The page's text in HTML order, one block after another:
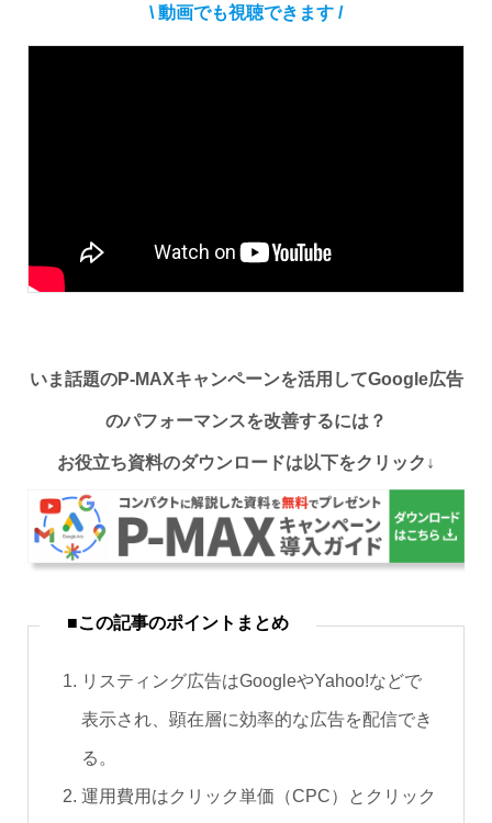
\ 動画でも視聴できます /
いま話題のP-MAXキャンペーンを活用してGoogle広告
のパフォーマンスを改善するには？
お役立ち資料のダウンロードは以下をクリック↓
■この記事のポイントまとめ
リスティング広告はGoogleやYahoo!などで
表示され、顕在層に効率的な広告を配信でき
る。
運用費用はクリック単価（CPC）とクリック